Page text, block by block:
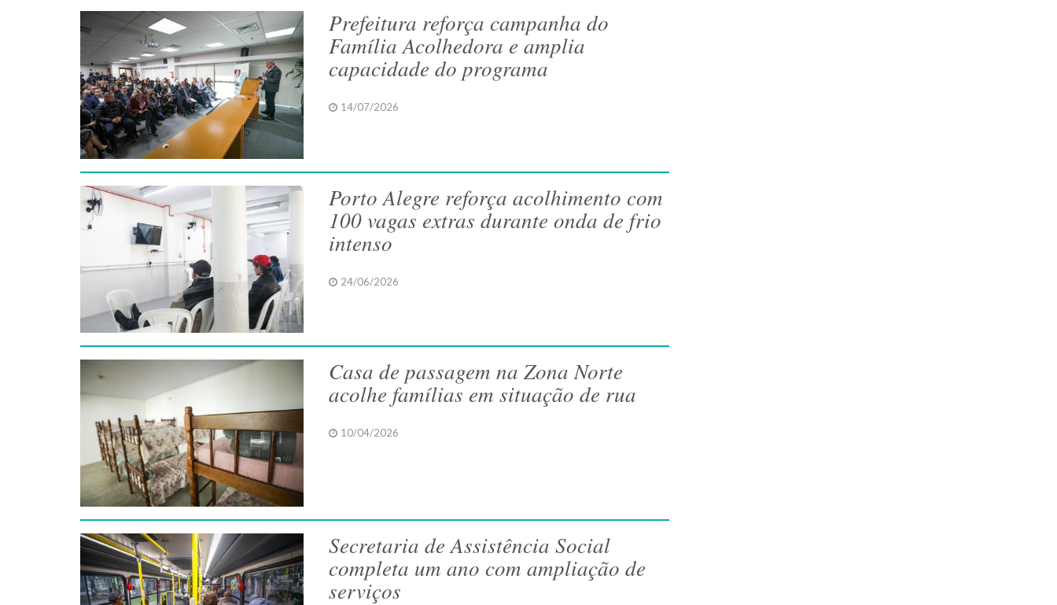
Prefeitura reforça campanha do
Família Acolhedora e amplia
capacidade do programa
14/07/2026
Porto Alegre reforça acolhimento com
100 vagas extras durante onda de frio
intenso
24/06/2026
Casa de passagem na Zona Norte
acolhe famílias em situação de rua
10/04/2026
Secretaria de Assistência Social
completa um ano com ampliação de
serviços